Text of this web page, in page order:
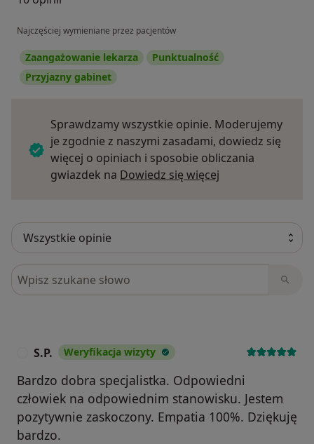
Najczęściej wymieniane przez pacjentów
Zaangażowanie lekarza
Punktualność
Przyjazny gabinet
Sprawdzamy wszystkie opinie. Moderujemy
je zgodnie z naszymi zasadami, dowiedz się
więcej o opiniach i sposobie obliczania
gwiazdek na Dowiedz się więcej
Szukaj w opiniach
S.P. Weryfikacja wizyty
Bardzo dobra specjalistka. Odpowiedni
człowiek na odpowiednim stanowisku. Jestem
pozytywnie zaskoczony. Empatia 100%. Dziękuję
bardzo.